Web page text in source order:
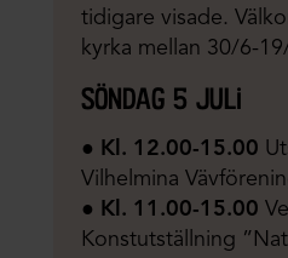
tidigare visade.
kyrka mellan 30/6-
söndag 5 juli
● Kl. 12.00-15.00
Vilhelmina
●
Kl. 11.00-15.00
Konstutställning